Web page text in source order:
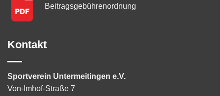
Beitragsgebühren­ordnung
Kontakt
Sportverein Untermeitingen e.V.
Von-Imhof-Straße 7